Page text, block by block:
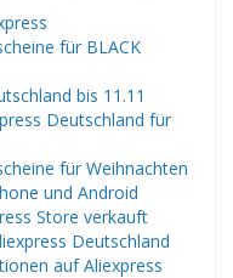
für BLACK
bis 11.11
Deutschland für
für Weihnachten
und Android
Store verkauft
Deutschland
auf Aliexpress